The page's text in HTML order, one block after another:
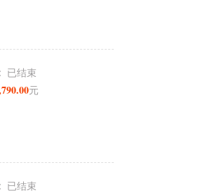
已结束
元
已结束